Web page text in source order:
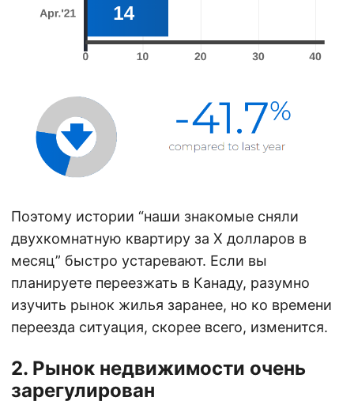
Поэтому истории “наши знакомые сняли
двухкомнатную квартиру за X долларов в
месяц” быстро устаревают. Если вы
планируете переезжать в Канаду, разумно
изучить рынок жилья заранее, но ко времени
переезда ситуация, скорее всего, изменится.
2. Рынок недвижимости очень
зарегулирован